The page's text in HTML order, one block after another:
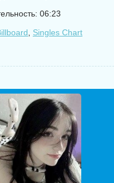
06:23
Singles Chart